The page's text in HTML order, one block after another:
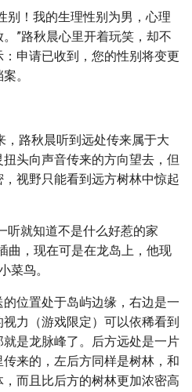
别！我的生理性别为男，心理
”路秋晨心里开着玩笑，却不
申请已收到，您的性别将变更
。
，路秋晨听到远处传来属于大
头向声音传来的方向望去，但
视野只能看到远方树林中惊起
听就知道不是什么好惹的家
曲，现在可是在龙岛上，他现
菜鸟。
位置处于岛屿边缘，右边是一
力（游戏限定）可以依稀看到
是龙脉峰了。后方远处是一片
来的，左后方同样是树林，和
而且比后方的树林更加浓密高